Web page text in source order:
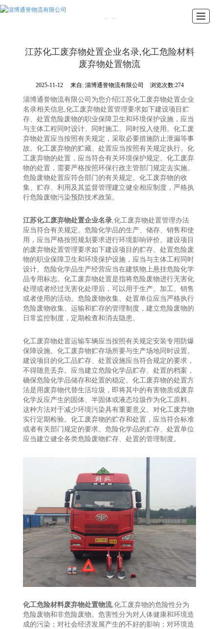
江苏化工废弃物处置企业名录,化工危险材料
废弃物处置物流
2025-11-12 来自: 淄博通誉物流有限公司 浏览次数:274
淄博通誉物流有限公司为您介绍江苏化工废弃物处置企业
名录相关信息,化工废弃物处置管理要求如下建设项目贮
存、处置危险废物的职业保障卫生和环境保护设施，应当
与主体工程同时设计、同时施工、同时投入使用。化工废
弃物处置应当按照有关规定，采取必要措施防止泄漏等事
故。化工废弃物的贮藏、处置应当按照有关规定执行。化
工废弃物的处置，应当符合有关环境保护规定。化工废弃
物的处置，需要严格按照环保行政主管部门规定去实施。
危险废物处置应符合部门的有关规定。化工废弃物的收
集、贮存、利用及其监督管理建立健全相应制度，严格执
行危险废物污染预防技术政策。
江苏化工废弃物处置企业名录,化工废弃物处置管理办法
应当符合有关规定。危险化学品的生产、储存、销售和使
用，应当严格按照规划要求进行环境影响评价。建设项目
的废弃物处置管理要求如下建设项目的贮存、处置危险废
物的职业保障卫生和环境保护设施，应当与主体工程同时
设计。危险化学品生产经营应当在建筑物上悬挂危险化学
品专用标志。化工废弃物处置是指将危险废物进行无害化
处理或者经过无害化处理后，可以用于生产、加工、销售
或者使用的活动。危险废物收集、处置单位应当严格执行
危险废物收集、运输和贮存的管理制度，建立危险废物的
日常监控制度，定期检查和消去隐患。
化工废弃物处置运输车辆应当按照有关规定安装专用防爆
保障设施。化工废弃物贮存场所要与生产场地同时设置。
建设项目的化工品贮存、处置设施应当符合规定的要求，
不得随意丢弃。应当建立危险化学品贮存、处置的档案，
确保危险化学品储存和处置的稳定。化工废弃物的处置方
法是用废弃物代替生活垃圾，即将其中的有害物质或废弃
化学反应产生的固体、半固体或液态垃圾作为化工原料。
这种方法对于减少环境污染具有重要意义。对化工废弃物
实行定期检验。化工废弃物的贮存和处置，应当符合标准
或者有关部门规定的要求。危险化学品的贮存、处置单位
应当建立健全各类危险废物贮存、处置的管理制度。
化工危险材料废弃物处置物流,化工废弃物的危险性分为
危险废物和非危险废物。危害性分为对人体健康和环境造
成的污染；对社会经济发展产生的不好的影响；对环境造